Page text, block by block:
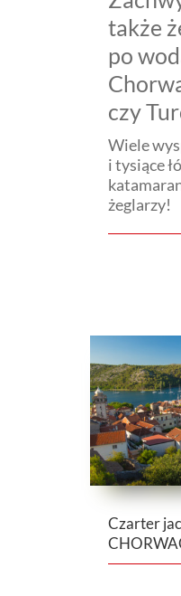
także
po
czy
Wiele
i tysiące
żeglarzy!
Czarter